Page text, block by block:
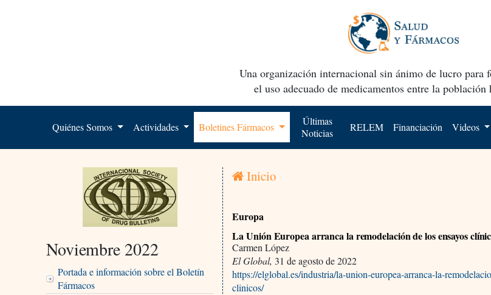
Una organización internacional sin ánimo de lucro para
el uso adecuado de medicamentos entre la población
Quiénes Somos Actividades Boletines Fármacos
Últimas
Noticias
RELEM Financiación Videos
Noviembre 2022
Portada e información sobre el Boletín
Fármacos
Inicio
Europa
La Unión Europea arranca la remodelación de los ensayos
Carmen López
El Global, 31 de agosto de 2022
https://elglobal.es/industria/la-union-europea-arranca-la-
clinicos/